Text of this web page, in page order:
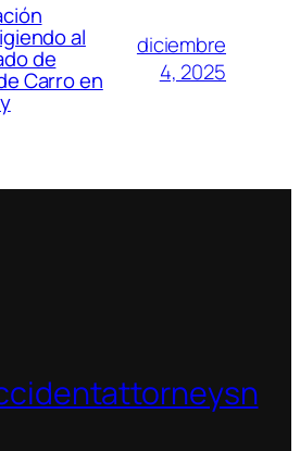
al
de
Carro en
diciembre
4, 2025